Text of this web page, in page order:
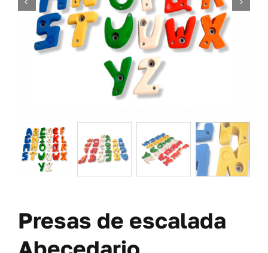
OFERTAS-PACKS
SOBRE NOSOTROS
BLOG
MI CUENTA
CARRITO
Presas de escalada